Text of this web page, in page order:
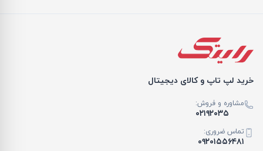
خرید لپ تاپ و کالای دیجیتال
مشاوره و فروش:
۰۲۱۹۲۰۳۵
تماس ضروری:
۰۹۲۰۱۵۵۶۴۸۱